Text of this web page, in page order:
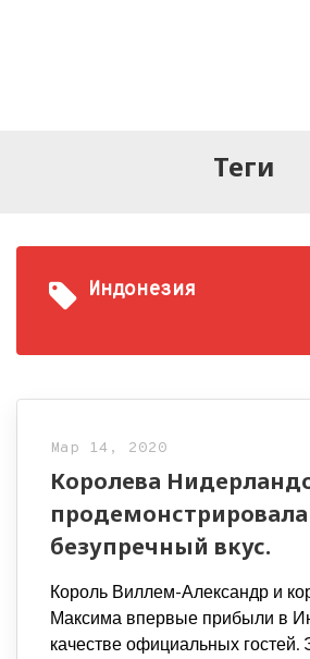
Теги
Индонезия
Мар 14, 2020
Королева
продемонстрировала
безупречный вкус.
Король Виллем-Александр и
Максима впервые прибыли в
качестве официальных гостей.